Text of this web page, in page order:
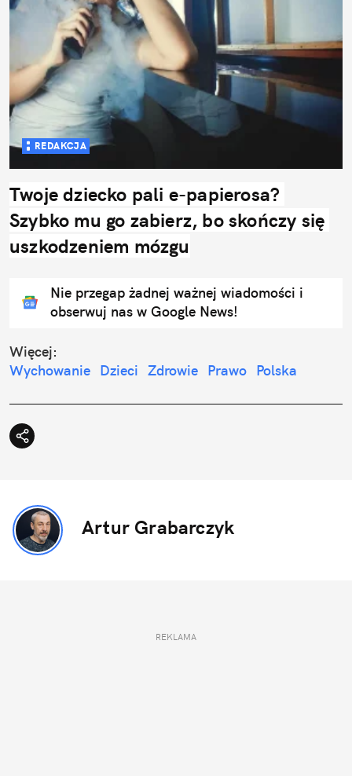
REDAKCJA
Twoje dziecko pali e-papierosa?
Szybko mu go zabierz, bo skończy się
uszkodzeniem mózgu
Nie przegap żadnej ważnej wiadomości i
obserwuj nas w Google News!
Więcej:
Wychowanie Dzieci Zdrowie Prawo Polska
Artur Grabarczyk
REKLAMA